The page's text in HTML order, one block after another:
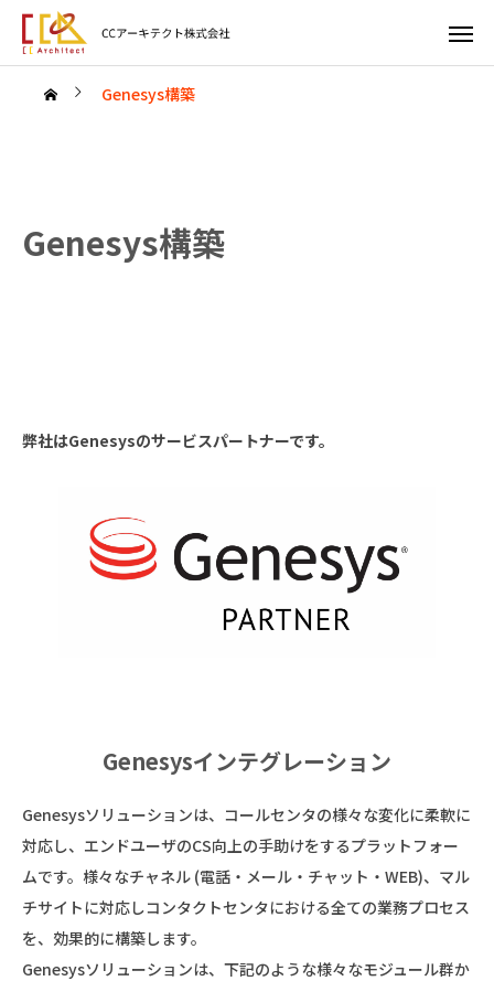
Genesys構築
Genesys構築
弊社はGenesysのサービスパートナーです。
Genesysインテグレーション
Genesysソリューションは、コールセンタの様々な変化に柔軟に
対応し、エンドユーザのCS向上の手助けをするプラットフォー
ムです。様々なチャネル (電話・メール・チャット・WEB)、マル
チサイトに対応しコンタクトセンタにおける全ての業務プロセス
を、効果的に構築します。
Genesysソリューションは、下記のような様々なモジュール群か